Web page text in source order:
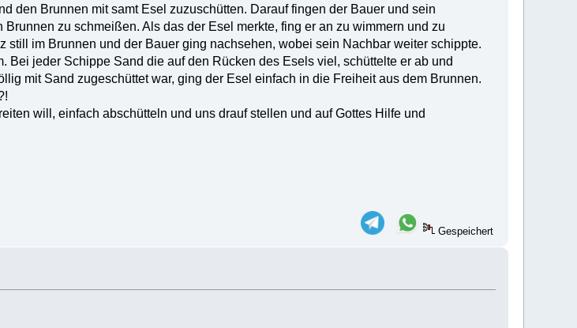
den Brunnen mit samt Esel zuzuschütten. Darauf fingen der Bauer und sein
zu schmeißen. Als das der Esel merkte, fing er an zu wimmern und zu
still im Brunnen und der Bauer ging nachsehen, wobei sein Nachbar weiter schippte.
Bei jeder Schippe Sand die auf den Rücken des Esels viel, schüttelte er ab und
mit Sand zugeschüttet war, ging der Esel einfach in die Freiheit aus dem Brunnen.
will, einfach abschütteln und uns drauf stellen und auf Gottes Hilfe und
Gespeichert